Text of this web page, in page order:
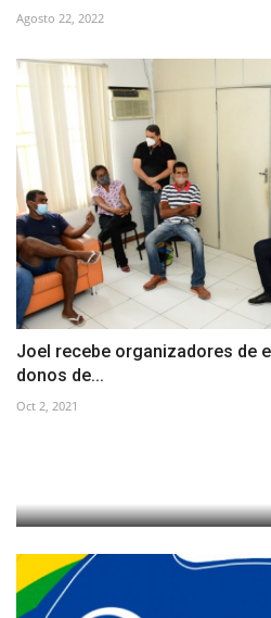
Agosto 22, 2022
Joel recebe organizadores de
donos de...
Oct 2, 2021